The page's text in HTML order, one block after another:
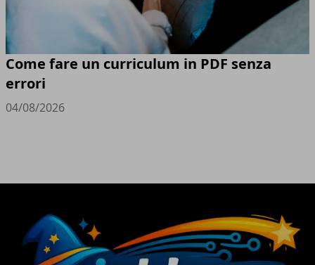
Come fare un curriculum in PDF senza
errori
04/08/2026